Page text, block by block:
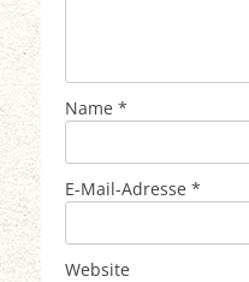
Name *
E-Mail-Adresse *
Website